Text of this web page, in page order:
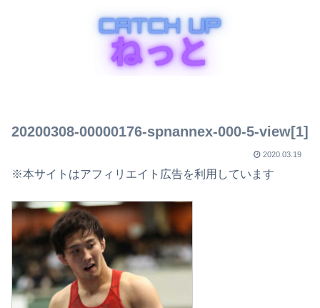
20200308-00000176-spnannex-000-5-view[1]
2020.03.19
※本サイトはアフィリエイト広告を利用しています